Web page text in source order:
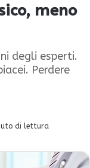
meno
degli esperti.
Perdere
di lettura